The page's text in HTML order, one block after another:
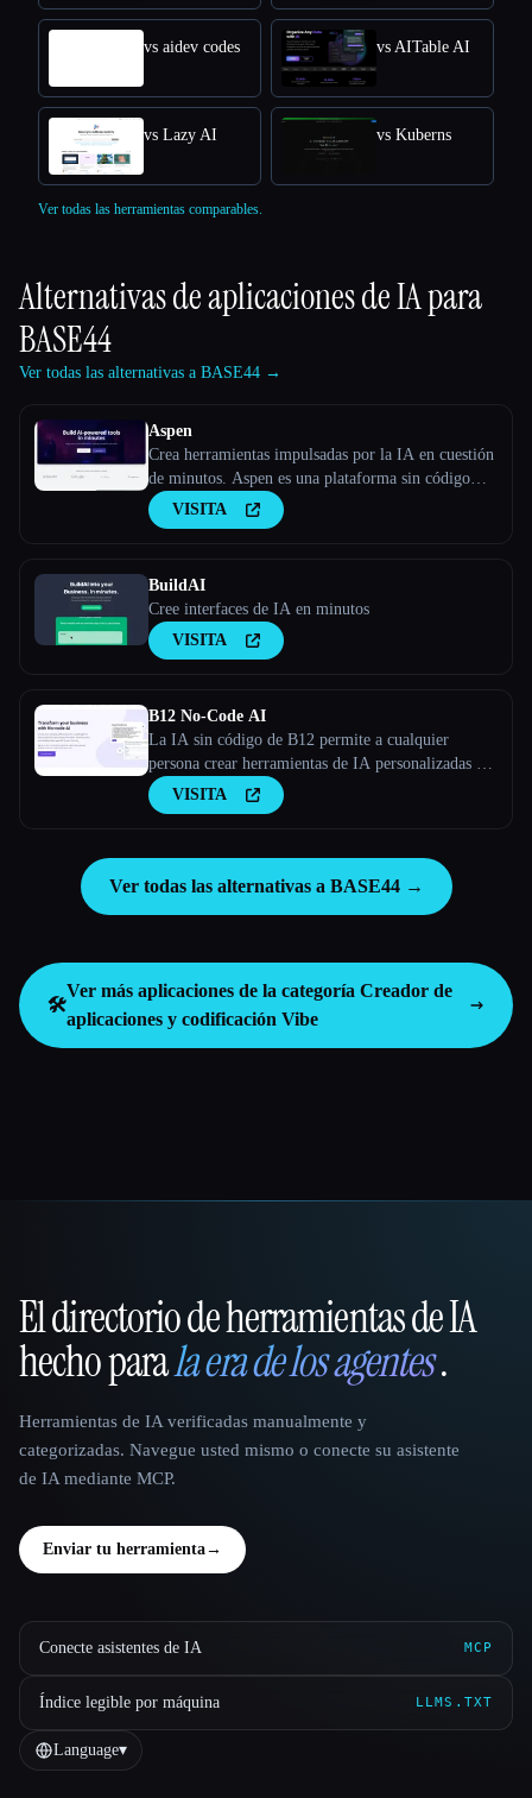
vs aidev codes vs AITable AI
vs Lazy AI vs Kuberns
Ver todas las herramientas comparables.
Alternativas de aplicaciones de IA para
BASE44
Ver todas las alternativas a BASE44 →
Aspen
Crea herramientas impulsadas por la IA en cuestión
de minutos. Aspen es una plataforma sin código
para crear aplicaciones web impulsadas por la IA.
VISITA
BuildAI
Cree interfaces de IA en minutos
VISITA
B12 No-Code AI
La IA sin código de B12 permite a cualquier
persona crear herramientas de IA personalizadas en
minutos. Pase de usar IA a crear su propia
herramienta de IA en minutos sin experiencia.
VISITA
Ver todas las alternativas a BASE44 →
🛠️
Ver más aplicaciones de la categoría Creador de
aplicaciones y codificación Vibe
That AI Collection
El directorio de herramientas de IA
hecho parala era de los agentes.
Herramientas de IA verificadas manualmente y
categorizadas. Navegue usted mismo o conecte su asistente
de IA mediante MCP.
Enviar tu herramienta→
Conecte asistentes de IA MCP
Índice legible por máquina LLMS.TXT
Language▾